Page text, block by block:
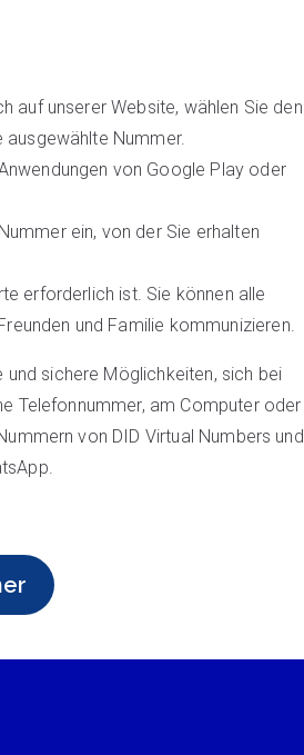
auf unserer Website, wählen Sie den
ausgewählte Nummer.
von Google Play oder
ein, von der Sie erhalten
erforderlich ist. Sie können alle
und Familie kommunizieren.
sichere Möglichkeiten, sich bei
Telefonnummer, am Computer oder
von DID Virtual Numbers und